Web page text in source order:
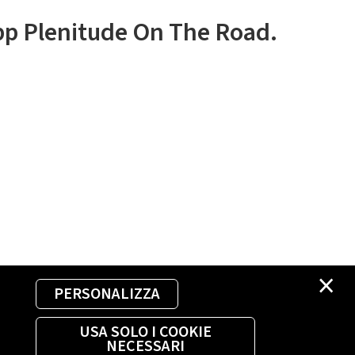
×
PERSONALIZZA
USA SOLO I COOKIE
NECESSARI
Plenitude On The Road.